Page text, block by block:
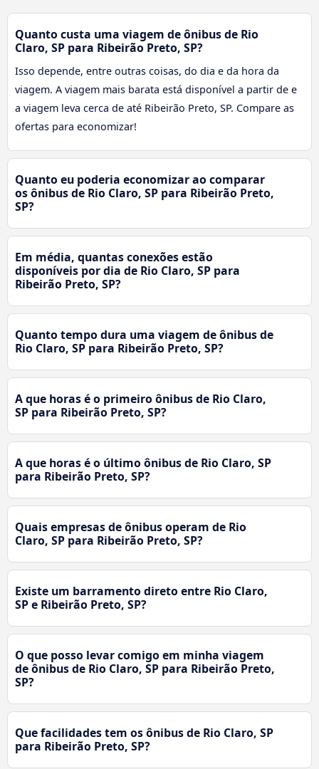
Quanto custa uma viagem de ônibus de Rio
Claro, SP para Ribeirão Preto, SP?
Isso depende, entre outras coisas, do dia e da hora da
viagem. A viagem mais barata está disponível a partir de e
a viagem leva cerca de até Ribeirão Preto, SP. Compare as
ofertas para economizar!
Quanto eu poderia economizar ao comparar
os ônibus de Rio Claro, SP para Ribeirão Preto,
SP?
Em média, quantas conexões estão
disponíveis por dia de Rio Claro, SP para
Ribeirão Preto, SP?
Quanto tempo dura uma viagem de ônibus de
Rio Claro, SP para Ribeirão Preto, SP?
A que horas é o primeiro ônibus de Rio Claro,
SP para Ribeirão Preto, SP?
A que horas é o último ônibus de Rio Claro, SP
para Ribeirão Preto, SP?
Quais empresas de ônibus operam de Rio
Claro, SP para Ribeirão Preto, SP?
Existe um barramento direto entre Rio Claro,
SP e Ribeirão Preto, SP?
O que posso levar comigo em minha viagem
de ônibus de Rio Claro, SP para Ribeirão Preto,
SP?
Que facilidades tem os ônibus de Rio Claro, SP
para Ribeirão Preto, SP?